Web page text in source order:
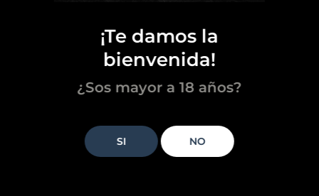
¡Te damos la
bienvenida!
¿Sos mayor a 18 años?
NO